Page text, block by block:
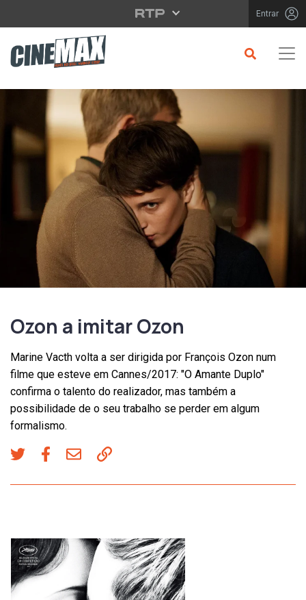
Saltar para o conteúdo principal Entrar
Ozon a imitar Ozon
Marine Vacth volta a ser dirigida por François Ozon num
filme que esteve em Cannes/2017: "O Amante Duplo"
confirma o talento do realizador, mas também a
possibilidade de o seu trabalho se perder em algum
formalismo.